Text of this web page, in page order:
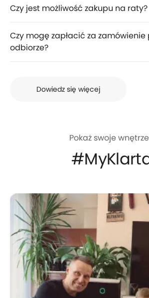
Dowiedz się więcej
Czy jest możliwość zakupu na raty?
Czy mogę zapłacić za zamówienie
odbiorze?
Pokaż swoje